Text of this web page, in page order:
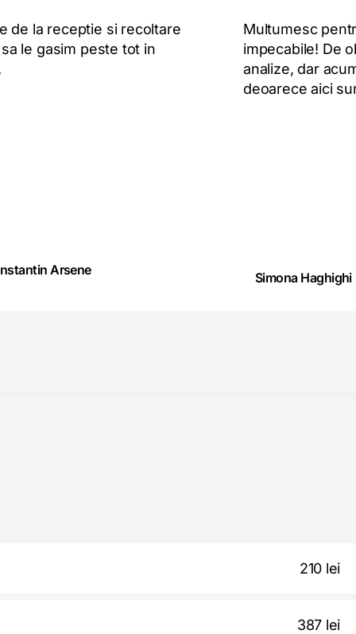
de la receptie si recoltare
le gasim peste tot in
Arsene
Multumesc
impecabile! De
analize, dar
deoarece aici
Simona Haghighi
210 lei
387 lei